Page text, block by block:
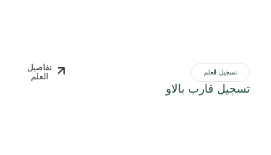
تسجيل العلم
تسجيل قارب بالاو
تفاصيل
العلم